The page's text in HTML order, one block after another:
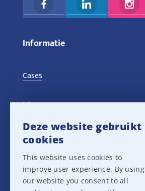
Informatie
Cases
Nieuws
Training Events
Privacy verklaring
Deze website gebruikt
cookies
This website uses cookies to
improve user experience. By using
our website you consent to all